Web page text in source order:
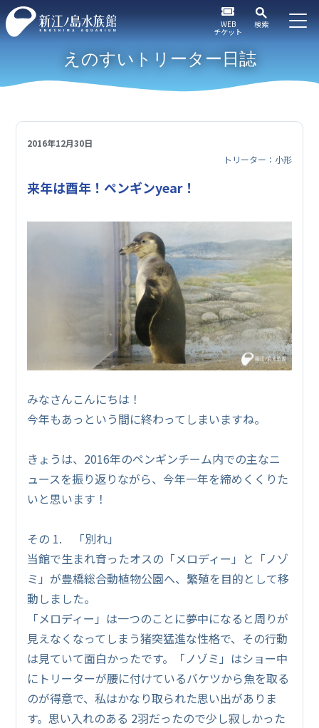
WEB
チケット
検索
えのすいトリーター日誌
2016年12月30日
トリーター：小形
来年は酉年！ペンギンyear！
みなさんこんにちは！
今年もあっという間に終わってしまいますね。
きょうは、2016年のペンギンチーム内での主なニ
ュースを振り返りながら、今年一年を締めくくりた
いと思います！
その 1. 「別れ」
当館で生まれ育ったオスの「メロディー」と「ノゾ
ミ」が豊橋総合動植物公園へ、繁殖を目的として移
動しました。
「メロディー」は一つのことに夢中になると周りが
見えなくなってしまう猪突猛進な性格で、その行動
は見ていて面白かったです。「ノゾミ」はショー中
にトリーターが腰に付けているバケツから魚を取る
のが得意で、私はかなり取られた思い出がありま
す。思い入れのある 2羽だったので少し寂しかった